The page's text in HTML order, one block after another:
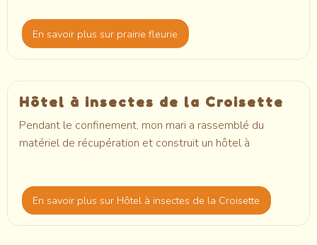
En savoir plussur prairie fleurie
Hôtel à insectes de la Croisette
Pendant le confinement, mon mari a rassemblé du
matériel de récupération et construit un hôtel à
En savoir plussur Hôtel à insectes de la Croisette